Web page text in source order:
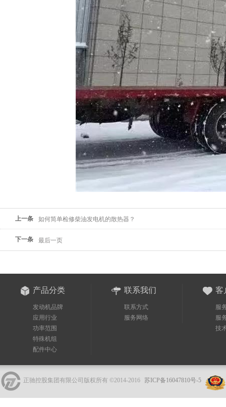
上一条 如何简单检修柴油发电机的散热器？
下一条 最后一页
产品分类
发动机品牌
应用行业
功率范围
特殊机组
配件中心
联系我们
联系方式
服务网络
客
服
服
技
正驰控股集团有限公司版权所有 ©2014-2016 苏ICP备16047810号-5